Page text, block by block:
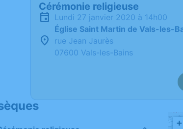
Cérémonie religieuse
lundi 27 janvier 2020 à 14h00
Église Saint Martin de Vals-les-
rue Jean Jaurès
07600 Vals-les-Bains
+